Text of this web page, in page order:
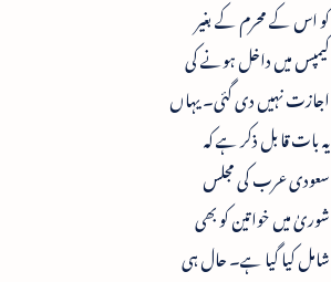
کو اس کے محرم کے بغیر
کیمپس میں داخل ہونے کی
اجازت نہیں دی گئی۔ یہاں
یہ بات قابل ذکر ہے کہ
سعودی عرب کی مجلس
شوریٰ میں خواتین کو بھی
شامل کیا گیا ہے۔ حال ہی